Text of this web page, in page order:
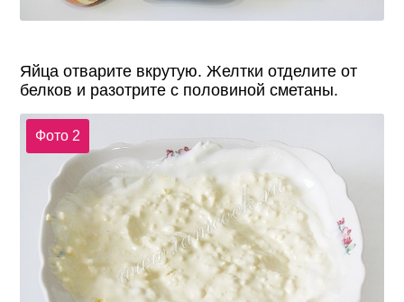
Яйца отварите вкрутую. Желтки отделите от
белков и разотрите с половиной сметаны.
Фото 2